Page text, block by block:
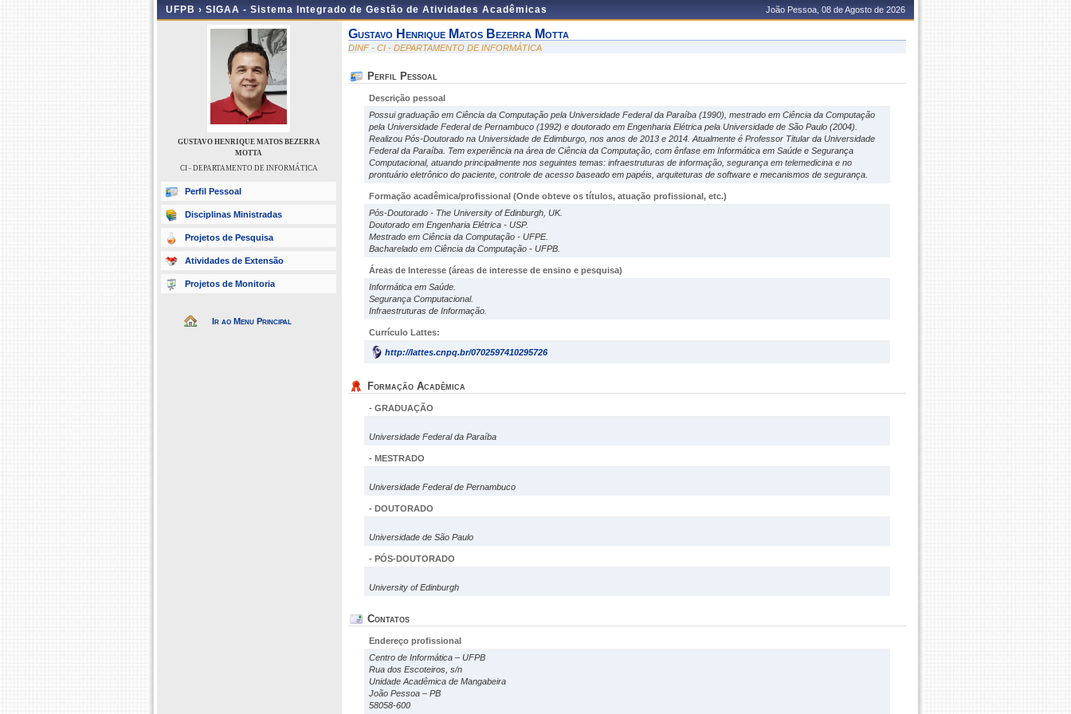
UFPB › SIGAA - Sistema Integrado de Gestão de Atividades Acadêmicas João Pessoa, 08 de Agosto de 2026
GUSTAVO HENRIQUE MATOS BEZERRA
MOTTA
CI - DEPARTAMENTO DE INFORMÁTICA
Perfil Pessoal
Disciplinas Ministradas
Projetos de Pesquisa
Atividades de Extensão
Projetos de Monitoria
Ir ao Menu Principal
Gustavo Henrique Matos Bezerra Motta
DINF - CI - DEPARTAMENTO DE INFORMÁTICA
Perfil Pessoal
Descrição pessoal
Possui graduação em Ciência da Computação pela Universidade Federal da Paraíba (1990), mestrado em Ciência da Computação
pela Universidade Federal de Pernambuco (1992) e doutorado em Engenharia Elétrica pela Universidade de São Paulo (2004).
Realizou Pós-Doutorado na Universidade de Edimburgo, nos anos de 2013 e 2014. Atualmente é Professor Titular da Universidade
Federal da Paraíba. Tem experiência na área de Ciência da Computação, com ênfase em Informática em Saúde e Segurança
Computacional, atuando principalmente nos seguintes temas: infraestruturas de informação, segurança em telemedicina e no
prontuário eletrônico do paciente, controle de acesso baseado em papéis, arquiteturas de software e mecanismos de segurança.
Formação acadêmica/profissional (Onde obteve os títulos, atuação profissional, etc.)
Pós-Doutorado - The University of Edinburgh, UK.
Doutorado em Engenharia Elétrica - USP.
Mestrado em Ciência da Computação - UFPE.
Bacharelado em Ciência da Computação - UFPB.
Áreas de Interesse (áreas de interesse de ensino e pesquisa)
Informática em Saúde.
Segurança Computacional.
Infraestruturas de Informação.
Currículo Lattes:
http://lattes.cnpq.br/0702597410295726
Formação Acadêmica
- GRADUAÇÃO
Universidade Federal da Paraíba
- MESTRADO
Universidade Federal de Pernambuco
- DOUTORADO
Universidade de São Paulo
- PÓS-DOUTORADO
University of Edinburgh
Contatos
Endereço profissional
Centro de Informática – UFPB
Rua dos Escoteiros, s/n
Unidade Acadêmica de Mangabeira
João Pessoa – PB
58058-600